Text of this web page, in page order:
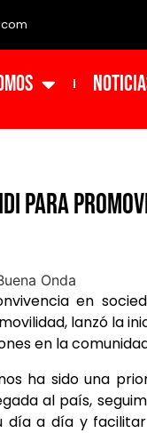
para
en
lanzó la
en la
ha sido una
al país,
a día y facilitar